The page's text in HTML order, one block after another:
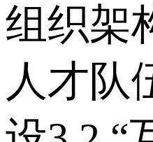
组织架
人才队